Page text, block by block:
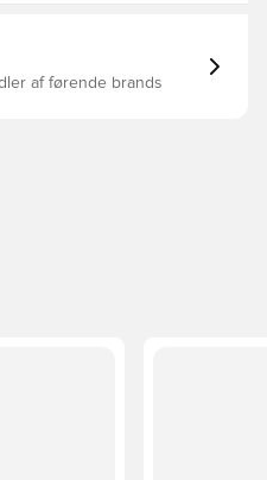
af førende brands